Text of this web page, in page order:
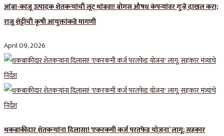
आंबा-काजू उत्पादक शेतकऱ्यांची लूट थांबवा! बोगस औषध कंपन्यांवर गुन्हे दाखल करा;
राजू शेट्टींची कृषी आयुक्तांकडे मागणी
April 09, 2026
थकबाकीदार शेतकऱ्यांना दिलासा! ‘एकरकमी कर्ज परतफेड योजना’ लागू; सहकार